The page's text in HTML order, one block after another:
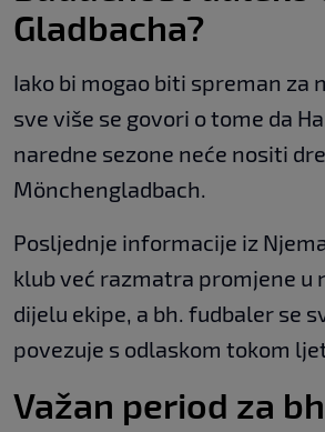
Gladbacha?
Iako bi mogao biti spreman za
sve više se govori o tome da
naredne sezone neće nositi
Mönchengladbach.
Posljednje informacije iz
klub već razmatra promjene u
dijelu ekipe, a bh. fudbaler se
povezuje s odlaskom tokom
Važan period za